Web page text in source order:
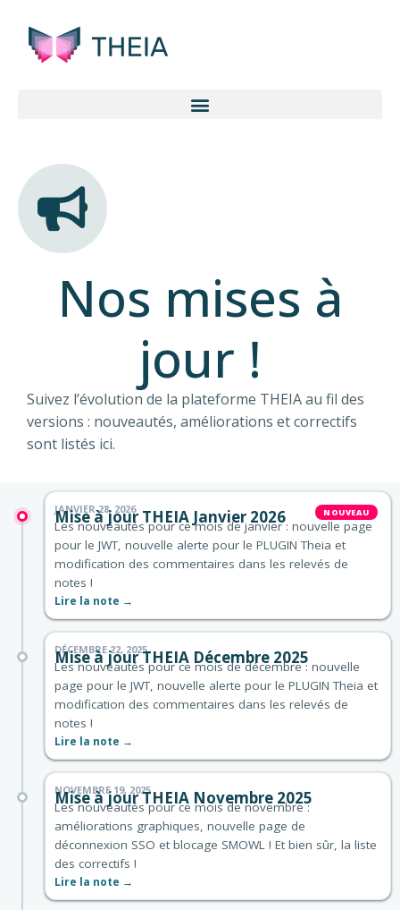
Nos mises à
jour !
Suivez l’évolution de la plateforme THEIA au fil des
versions : nouveautés, améliorations et correctifs
sont listés ici.
JANVIER 28, 2026
Mise à jour THEIA Janvier 2026
Les nouveautés pour ce mois de janvier : nouvelle page
pour le JWT, nouvelle alerte pour le PLUGIN Theia et
modification des commentaires dans les relevés de
notes !
Lire la note →
DÉCEMBRE 22, 2025
Mise à jour THEIA Décembre 2025
Les nouveautés pour ce mois de décembre : nouvelle
page pour le JWT, nouvelle alerte pour le PLUGIN Theia et
modification des commentaires dans les relevés de
notes !
Lire la note →
NOVEMBRE 19, 2025
Mise à jour THEIA Novembre 2025
Les nouveautés pour ce mois de novembre :
améliorations graphiques, nouvelle page de
déconnexion SSO et blocage SMOWL ! Et bien sûr, la liste
des correctifs !
Lire la note →